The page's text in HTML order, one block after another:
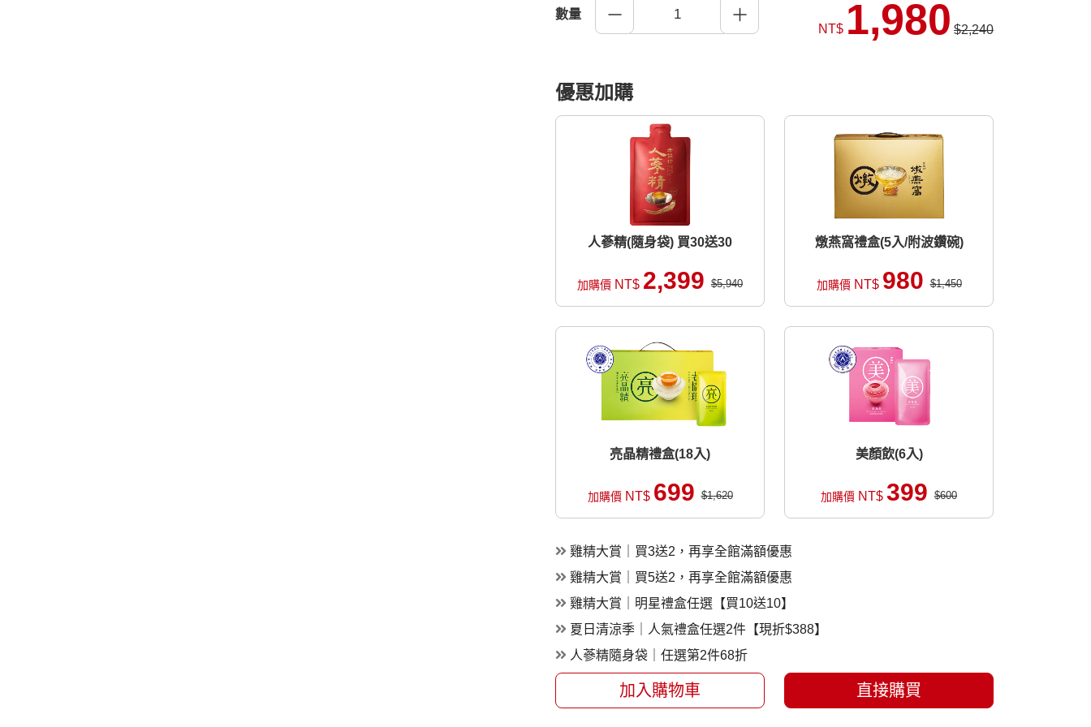
數量
NT$ 1,980 $2,240
優惠加購
人蔘精(隨身袋) 買30送30
加購價 NT$ 2,399 $5,940
燉燕窩禮盒(5入/附波鑽碗)
加購價NT$ 980$1,450
亮晶精禮盒(18入)
加購價NT$ 699$1,620
美顏飲(6入)
加購價 NT$ 399 $600
雞精大賞｜買3送2，再享全館滿額優惠
雞精大賞｜買5送2，再享全館滿額優惠
雞精大賞｜明星禮盒任選【買10送10】
夏日清涼季｜人氣禮盒任選2件【現折$388】
人蔘精隨身袋｜任選第2件68折
加入購物車 直接購買